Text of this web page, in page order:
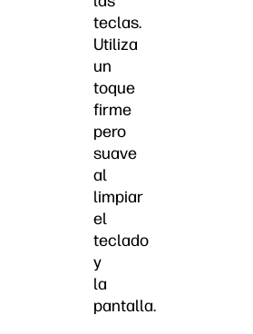
teclas.
Utiliza
un
toque
firme
pero
suave
al
limpiar
el
teclado
y
la
pantalla.